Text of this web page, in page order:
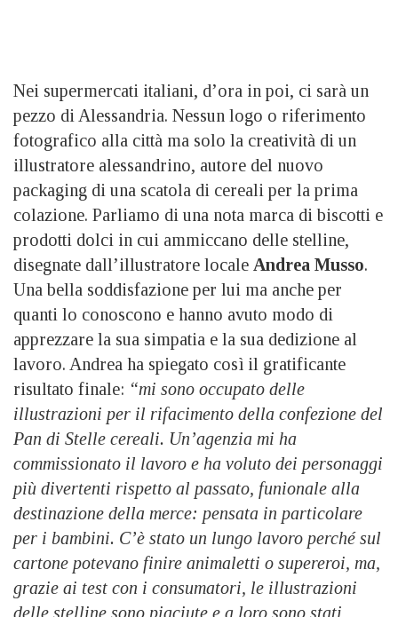
Nei supermercati italiani, d’ora in poi, ci sarà un
pezzo di Alessandria. Nessun logo o riferimento
fotografico alla città ma solo la creatività di un
illustratore alessandrino, autore del nuovo
packaging di una scatola di cereali per la prima
colazione. Parliamo di una nota marca di biscotti e
prodotti dolci in cui ammiccano delle stelline,
disegnate dall’illustratore locale Andrea Musso.
Una bella soddisfazione per lui ma anche per
quanti lo conoscono e hanno avuto modo di
apprezzare la sua simpatia e la sua dedizione al
lavoro. Andrea ha spiegato così il gratificante
risultato finale: “mi sono occupato delle
illustrazioni per il rifacimento della confezione del
Pan di Stelle cereali. Un’agenzia mi ha
commissionato il lavoro e ha voluto dei personaggi
più divertenti rispetto al passato, funionale alla
destinazione della merce: pensata in particolare
per i bambini. C’è stato un lungo lavoro perché sul
cartone potevano finire animaletti o supereroi, ma,
grazie ai test con i consumatori, le illustrazioni
delle stelline sono piaciute e a loro sono stati